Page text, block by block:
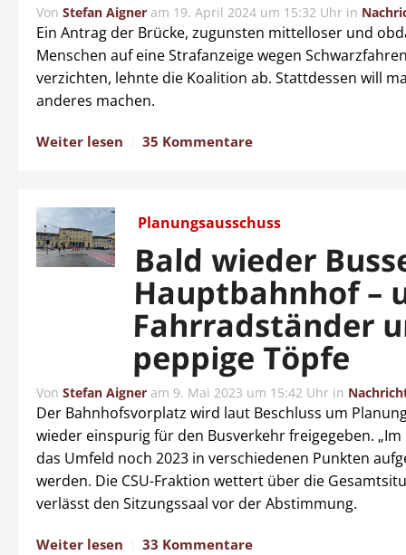
Von Stefan Aigner am 19. April 2024 um 15:32 Uhr in
Ein Antrag der Brücke, zugunsten mittelloser und
Menschen auf eine Strafanzeige wegen
verzichten, lehnte die Koalition ab. Stattdessen will
anderes machen.
Weiter lesen 35 Kommentare
Planungsausschuss
Bald wieder
Hauptbahnhof –
Fahrradständer
peppige Töpfe
Von Stefan Aigner am 9. Mai 2023 um 15:42 Uhr in
Der Bahnhofsvorplatz wird laut Beschluss um
wieder einspurig für den Busverkehr freigegeben. „Im
das Umfeld noch 2023 in verschiedenen Punkten
werden. Die CSU-Fraktion wettert über die
verlässt den Sitzungssaal vor der Abstimmung.
Weiter lesen 33 Kommentare